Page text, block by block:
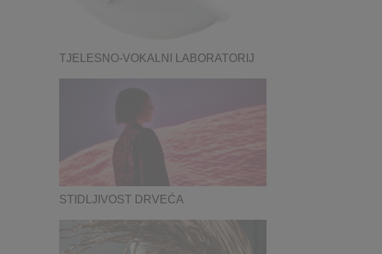
TJELESNO-VOKALNI LABORATORIJ
STIDLJIVOST DRVEĆA